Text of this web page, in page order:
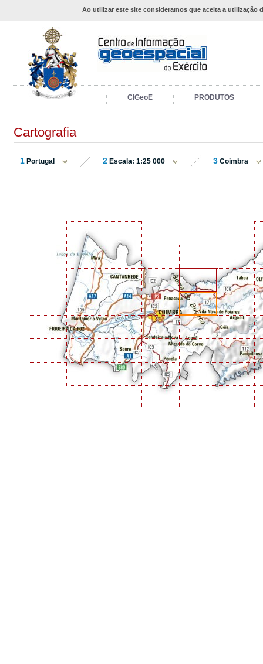
Ao utilizar este site consideramos que aceita a utilização
CIGeoE PRODUTOS
Cartografia
1 Portugal 2 Escala: 1:25 000 3 Coimbra